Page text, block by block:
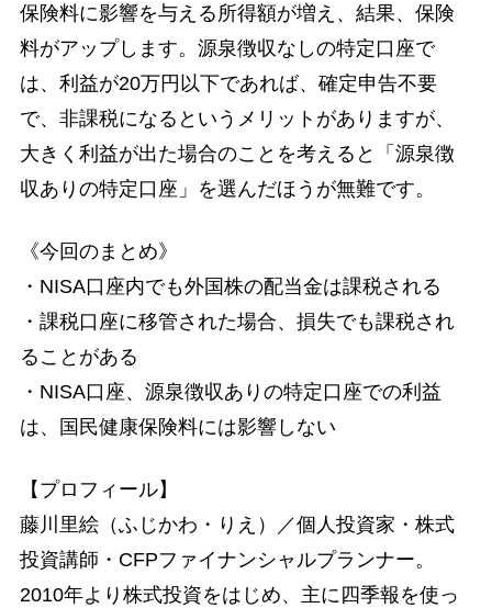
保険料に影響を与える所得額が増え、結果、保険
料がアップします。源泉徴収なしの特定口座で
は、利益が20万円以下であれば、確定申告不要
で、非課税になるというメリットがありますが、
大きく利益が出た場合のことを考えると「源泉徴
収ありの特定口座」を選んだほうが無難です。
《今回のまとめ》
・NISA口座内でも外国株の配当金は課税される
・課税口座に移管された場合、損失でも課税され
ることがある
・NISA口座、源泉徴収ありの特定口座での利益
は、国民健康保険料には影響しない
【プロフィール】
藤川里絵（ふじかわ・りえ）／個人投資家・株式
投資講師・CFPファイナンシャルプランナー。
2010年より株式投資をはじめ、主に四季報を使っ